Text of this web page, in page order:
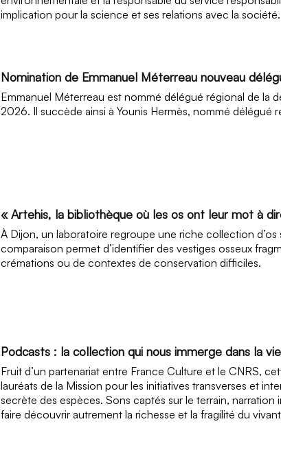
implication pour la science et ses relations avec la société.
Nomination de Emmanuel Méterreau nouveau
Emmanuel Méterreau est nommé délégué régional de la
2026. Il succède ainsi à Younis Hermès, nommé délégué
« Artehis, la bibliothèque où les os ont leur mot à
À Dijon, un laboratoire regroupe une riche collection
comparaison permet d’identifier des vestiges osseux
crémations ou de contextes de conservation difficiles.
Podcasts : la collection qui nous immerge dans la
Fruit d’un partenariat entre France Culture et le CNRS,
lauréats de la Mission pour les initiatives transverses et
secrète des espèces. Sons captés sur le terrain,
faire découvrir autrement la richesse et la fragilité du